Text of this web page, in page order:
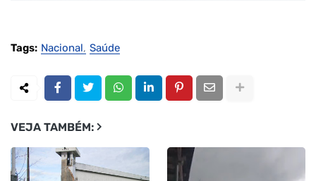
Tags: Nacional Saúde
VEJA TAMBÉM: